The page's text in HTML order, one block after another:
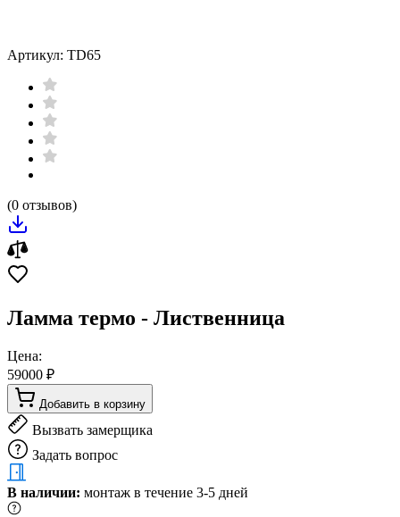
Артикул: TD65
(0 отзывов)
Ламма термо - Лиственница
Цена:
59000 ₽
Добавить в корзину
Вызвать замерщика
Задать вопрос
В наличии: монтаж в течение 3-5 дней